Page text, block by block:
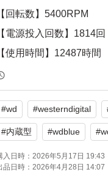
【回転数】5400RPM
【電源投入回数】1814回
【使用時間】12487時間
ータ抹消済みです。
「crystal disk info」の結
ケットポストminiで発
品時にチェックはして
#wd #westerndigital
#内蔵型 #wdblue #
入日時： 2026年5月17日 19:43
品日時： 2026年4月28日 14:07